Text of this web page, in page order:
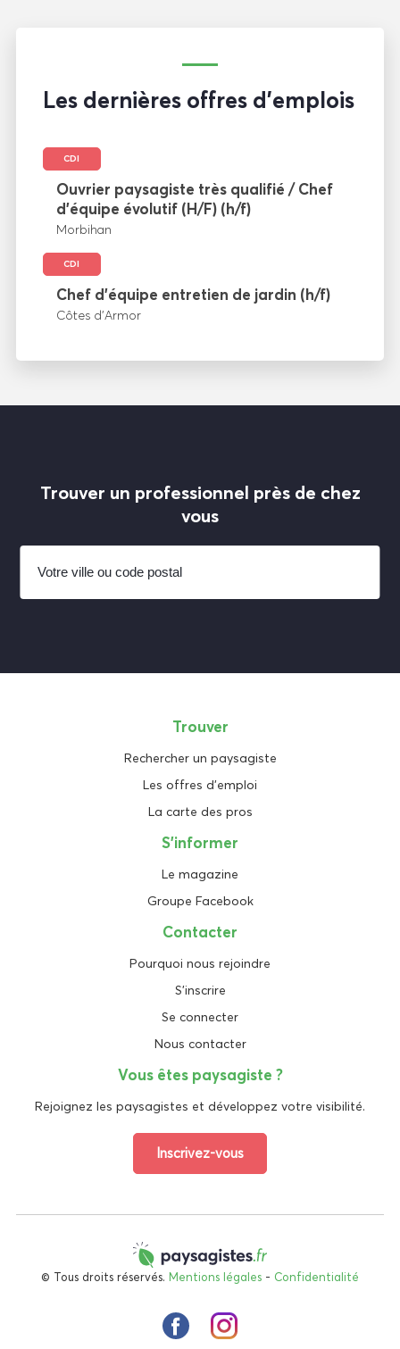
Les dernières offres d'emplois
CDI
Ouvrier paysagiste très qualifié / Chef
d’équipe évolutif (H/F) (h/f)
Morbihan
CDI
Chef d’équipe entretien de jardin (h/f)
Côtes d’Armor
Trouver un professionnel près de chez
vous
Trouver
Rechercher un paysagiste
Les offres d'emploi
La carte des pros
S'informer
Le magazine
Groupe Facebook
Contacter
Pourquoi nous rejoindre
S'inscrire
Se connecter
Nous contacter
Vous êtes paysagiste ?
Rejoignez les paysagistes et développez votre visibilité.
Inscrivez-vous
© Tous droits réservés. Mentions légales - Confidentialité